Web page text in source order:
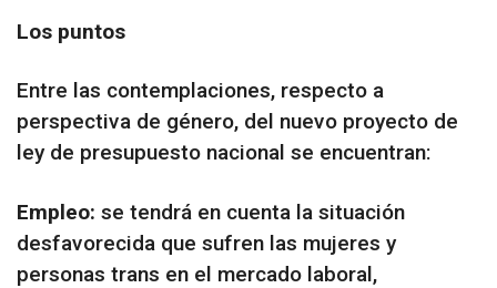
Los puntos
Entre las contemplaciones, respecto a
perspectiva de género, del nuevo proyecto de
ley de presupuesto nacional se encuentran:
Empleo: se tendrá en cuenta la situación
desfavorecida que sufren las mujeres y
personas trans en el mercado laboral,